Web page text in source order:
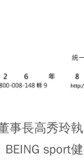
事長高秀玲
BEING sport